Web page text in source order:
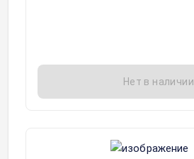
Нет в наличии